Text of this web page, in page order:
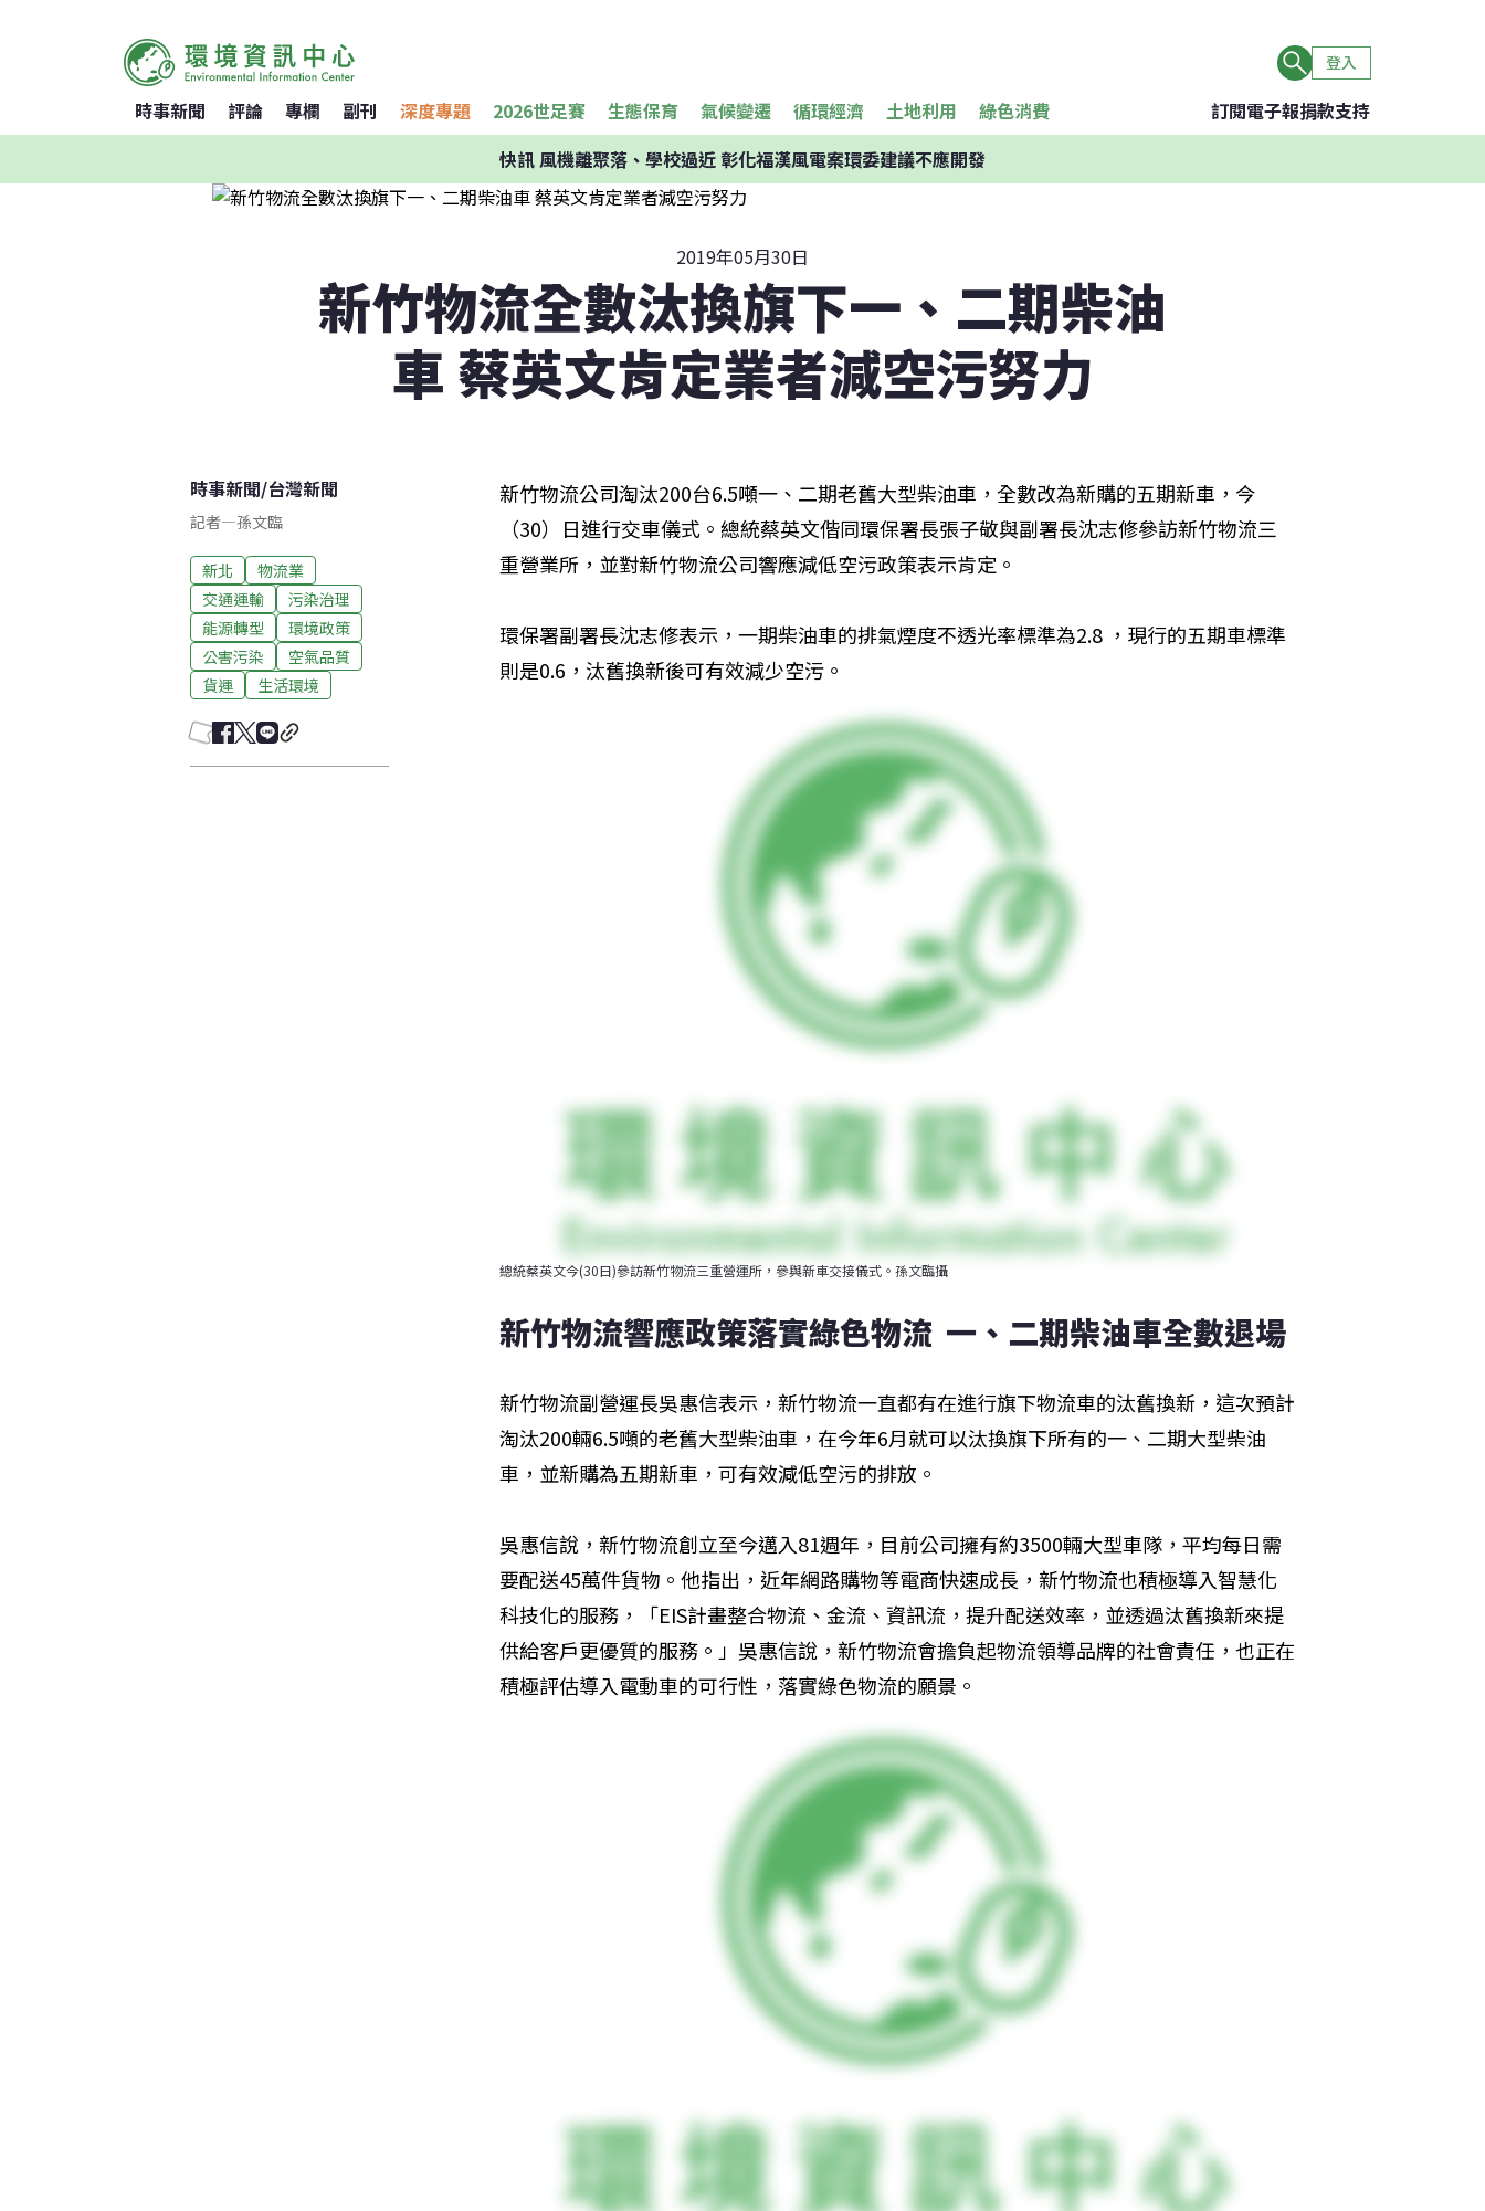
登入
時事新聞 評論 專欄 副刊 深度專題 2026世足賽 生態保育 氣候變遷 循環經濟 土地利用 綠色消費 訂閱電子報捐款支持
快訊風機離聚落、學校過近 彰化福漢風電案環委建議不應開發
2019年05月30日
新竹物流全數汰換旗下一、二期柴油
車 蔡英文肯定業者減空污努力
時事新聞/台灣新聞
記者—孫文臨
新北
物流業
交通運輸
污染治理
能源轉型
環境政策
公害污染
空氣品質
貨運
生活環境
新竹物流公司淘汰200台6.5噸一、二期老舊大型柴油車，全數改為新購的五期新車，今
（30）日進行交車儀式。總統蔡英文偕同環保署長張子敬與副署長沈志修參訪新竹物流三
重營業所，並對新竹物流公司響應減低空污政策表示肯定。
環保署副署長沈志修表示，一期柴油車的排氣煙度不透光率標準為2.8 ，現行的五期車標準
則是0.6，汰舊換新後可有效減少空污。
總統蔡英文今(30日)參訪新竹物流三重營運所，參與新車交接儀式。孫文臨攝
新竹物流響應政策落實綠色物流  一、二期柴油車全數退場
新竹物流副營運長吳惠信表示，新竹物流一直都有在進行旗下物流車的汰舊換新，這次預計
淘汰200輛6.5噸的老舊大型柴油車，在今年6月就可以汰換旗下所有的一、二期大型柴油
車，並新購為五期新車，可有效減低空污的排放。
吳惠信說，新竹物流創立至今邁入81週年，目前公司擁有約3500輛大型車隊，平均每日需
要配送45萬件貨物。他指出，近年網路購物等電商快速成長，新竹物流也積極導入智慧化
科技化的服務，「EIS計畫整合物流、金流、資訊流，提升配送效率，並透過汰舊換新來提
供給客戶更優質的服務。」吳惠信說，新竹物流會擔負起物流領導品牌的社會責任，也正在
積極評估導入電動車的可行性，落實綠色物流的願景。